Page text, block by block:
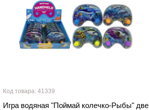
Код товара: 41339
Игра водяная "Поймай колечко-Рыбы" две